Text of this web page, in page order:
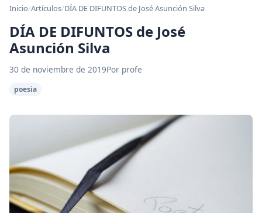
Inicio/Artículos/DÍA DE DIFUNTOS de José Asunción Silva
DÍA DE DIFUNTOS de José
Asunción Silva
30 de noviembre de 2019Por profe
poesia